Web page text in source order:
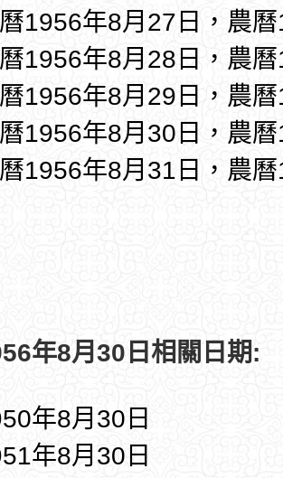
1956年8月27日，農
1956年8月28日，農
1956年8月29日，農
1956年8月30日，農
1956年8月31日，農
年8月30日相關日期:
年8月30日
年8月30日